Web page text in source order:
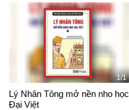
1/1
Lý Nhân Tông mở nền nho học
Đại Việt